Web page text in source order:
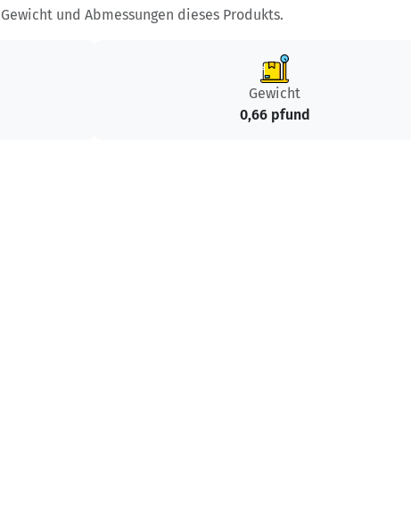
und Abmessungen dieses Produkts.
Gewicht
0,66 pfund